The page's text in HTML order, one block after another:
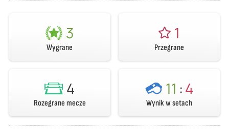
3
Wygrane
1
Przegrane
4
Rozegrane mecze
11 :4
Wynik w setach